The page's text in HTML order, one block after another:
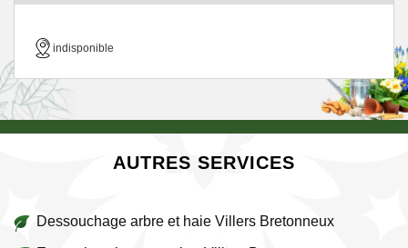
indisponible
AUTRES SERVICES
Dessouchage arbre et haie Villers Bretonneux